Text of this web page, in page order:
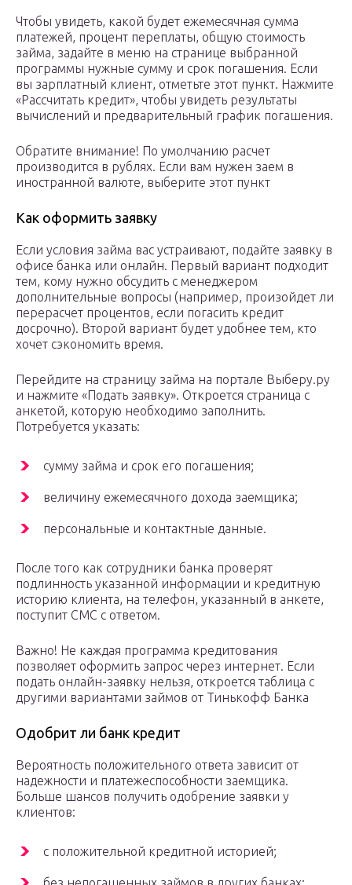
Чтобы увидеть, какой будет ежемесячная сумма
платежей, процент переплаты, общую стоимость
займа, задайте в меню на странице выбранной
программы нужные сумму и срок погашения. Если
вы зарплатный клиент, отметьте этот пункт. Нажмите
«Рассчитать кредит», чтобы увидеть результаты
вычислений и предварительный график погашения.
Обратите внимание! По умолчанию расчет
производится в рублях. Если вам нужен заем в
иностранной валюте, выберите этот пункт
Как оформить заявку
Если условия займа вас устраивают, подайте заявку в
офисе банка или онлайн. Первый вариант подходит
тем, кому нужно обсудить с менеджером
дополнительные вопросы (например, произойдет ли
перерасчет процентов, если погасить кредит
досрочно). Второй вариант будет удобнее тем, кто
хочет сэкономить время.
Перейдите на страницу займа на портале Выберу.ру
и нажмите «Подать заявку». Откроется страница с
анкетой, которую необходимо заполнить.
Потребуется указать:
сумму займа и срок его погашения;
величину ежемесячного дохода заемщика;
персональные и контактные данные.
После того как сотрудники банка проверят
подлинность указанной информации и кредитную
историю клиента, на телефон, указанный в анкете,
поступит СМС с ответом.
Важно! Не каждая программа кредитования
позволяет оформить запрос через интернет. Если
подать онлайн-заявку нельзя, откроется таблица с
другими вариантами займов от Тинькофф Банка
Одобрит ли банк кредит
Вероятность положительного ответа зависит от
надежности и платежеспособности заемщика.
Больше шансов получить одобрение заявки у
клиентов:
с положительной кредитной историей;